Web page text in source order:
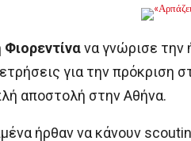
Φιορεντίνανα γνώρισε την
για την πρόκριση
αποστολή στην Αθήνα.
ήρθαν να κάνουν